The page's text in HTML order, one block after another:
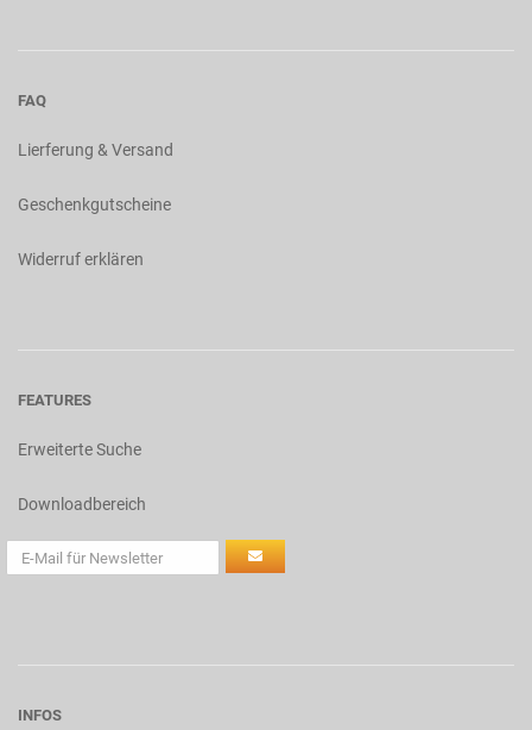
FAQ
Lierferung & Versand
Geschenkgutscheine
Widerruf erklären
FEATURES
Erweiterte Suche
Downloadbereich
INFOS